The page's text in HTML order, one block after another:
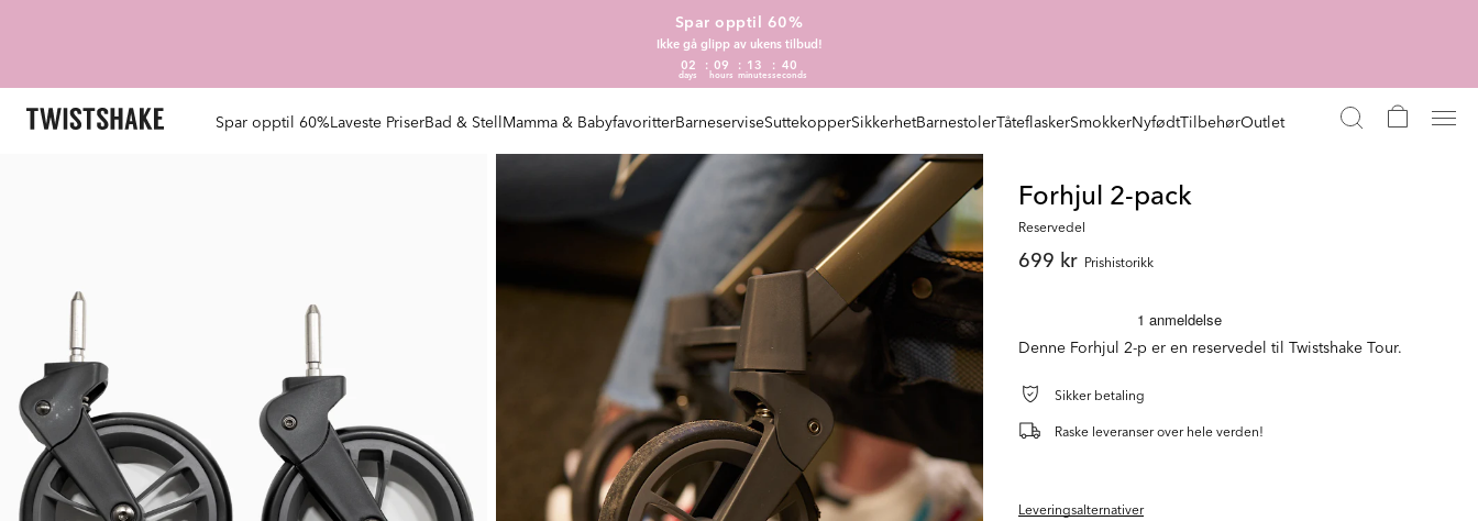
Spar opptil 60%
Ikke gå glipp av ukens tilbud!
02
days
09
hours
13
minutes
39
seconds
Spar opptil 60%Laveste PriserBad & StellMamma & BabyfavoritterBarneserviseSuttekopperSikkerhetBarnestolerTåteflaskerSmokkerNyfødtTilbehørOutlet
Forhjul 2-pack
Reservedel
699 kr Prishistorikk
Denne Forhjul 2-p er en reservedel til Twistshake Tour.
Sikker betaling
Raske leveranser over hele verden!
Leveringsalternativer